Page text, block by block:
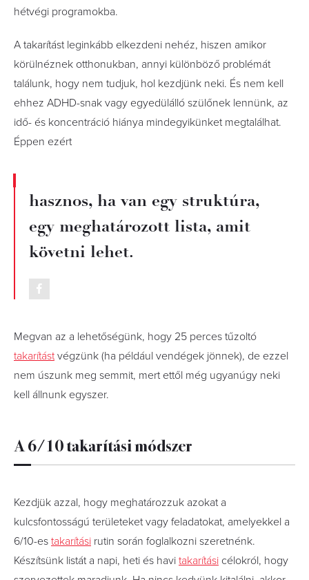
hétvégi programokba.
A takarítást leginkább elkezdeni nehéz, hiszen amikor
körülnéznek otthonukban, annyi különböző problémát
találunk, hogy nem tudjuk, hol kezdjünk neki. És nem kell
ehhez ADHD-snak vagy egyedülálló szülőnek lennünk, az
idő- és koncentráció hiánya mindegyikünket megtalálhat.
Éppen ezért
hasznos, ha van egy struktúra,
egy meghatározott lista, amit
követni lehet.
Megvan az a lehetőségünk, hogy 25 perces tűzoltó
takarítástvégzünk (ha például vendégek jönnek), de ezzel
nem úszunk meg semmit, mert ettől még ugyanúgy neki
kell állnunk egyszer.
A 6/10 takarítási módszer
Kezdjük azzal, hogy meghatározzuk azokat a
kulcsfontosságú területeket vagy feladatokat, amelyekkel a
6/10-es takarítási rutin során foglalkozni szeretnénk.
Készítsünk listát a napi, heti és havi takarítási célokról, hogy